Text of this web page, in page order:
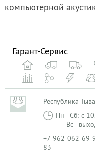
компьютерной
Гарант-Сервис
Республика
Пн - Сб: с
Вс -
+7-962-062-69-
83